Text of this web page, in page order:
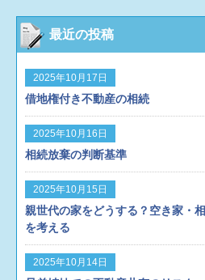
最近の投稿
2025年10月17日
借地権付き不動産の相続
2025年10月16日
相続放棄の判断基準
2025年10月15日
親世代の家をどうする？空き家・
を考える
2025年10月14日